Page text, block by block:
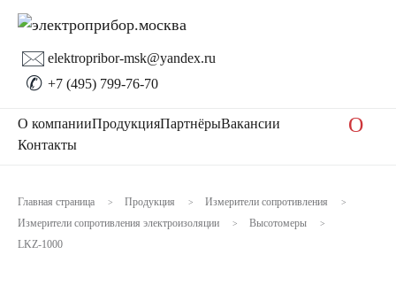
🖂 elektropribor-msk@yandex.ru
✆ +7 (495) 799-76-70
О компанииПродукцияПартнёрыВакансии
Контакты
O
Главная страница > Продукция > Измерители сопротивления >
Измерители сопротивления электроизоляции > Высотомеры >
LKZ-1000